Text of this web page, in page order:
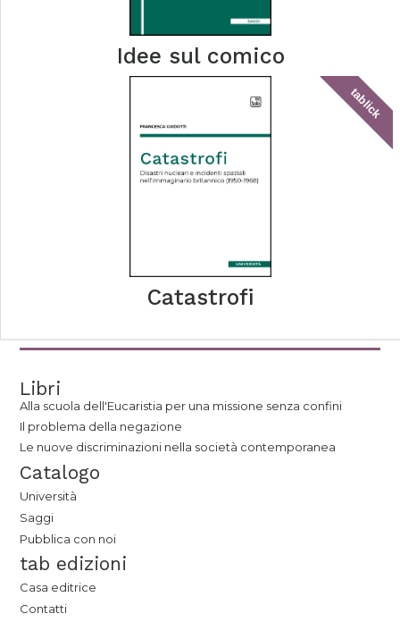
Idee sul comico
tablick
Catastrofi
Libri
Alla scuola dell'Eucaristia per una missione senza confini
Il problema della negazione
Le nuove discriminazioni nella società contemporanea
Catalogo
Università
Saggi
Pubblica con noi
tab edizioni
Casa editrice
Contatti